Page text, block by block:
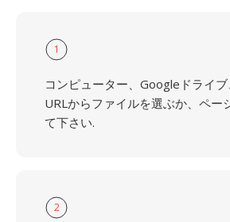
1
コンピューター、Googleドライブ
URLからファイルを選ぶか、ペー
て下さい.
2